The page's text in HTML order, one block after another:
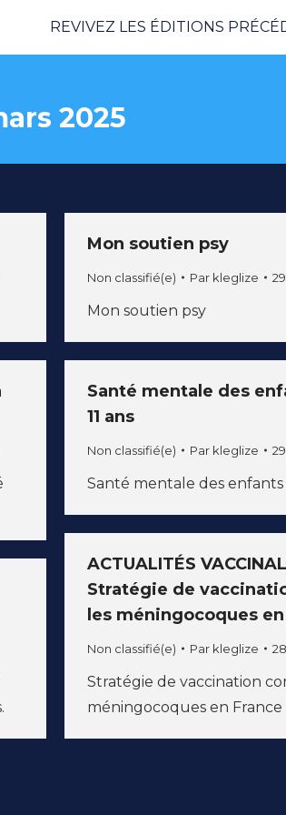
REVIVEZ LES ÉDITIONS
2025
Mon soutien psy
Non classifié(e) Par kleglize
Mon soutien psy
Santé mentale des
11 ans
Non classifié(e) Par kleglize
Santé mentale des enfants
ACTUALITÉS
Stratégie de
les méningocoques
Non classifié(e) Par kleglize
Stratégie de vaccination
méningocoques en France